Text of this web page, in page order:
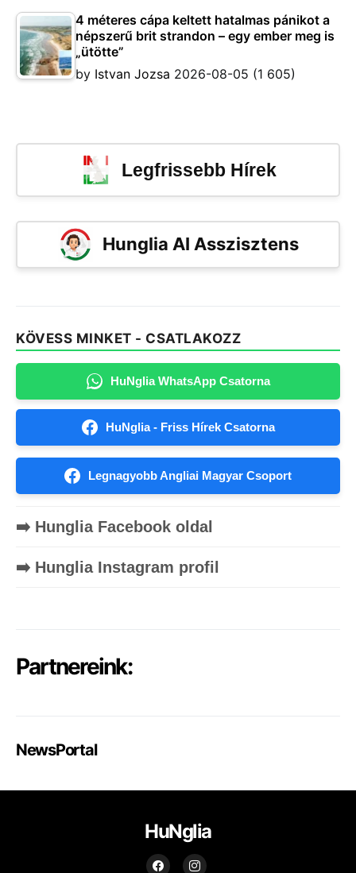
4 méteres cápa keltett hatalmas pánikot a
népszerű brit strandon – egy ember meg is
„ütötte”
by Istvan Jozsa 2026-08-05 (1 605)
Legfrissebb Hírek
Hunglia AI Asszisztens
KÖVESS MINKET - CSATLAKOZZ
HuNglia WhatsApp Csatorna
HuNglia - Friss Hírek Csatorna
Legnagyobb Angliai Magyar Csoport
➡️ Hunglia Facebook oldal
➡️ Hunglia Instagram profil
Partnereink:
NewsPortal
HuNglia